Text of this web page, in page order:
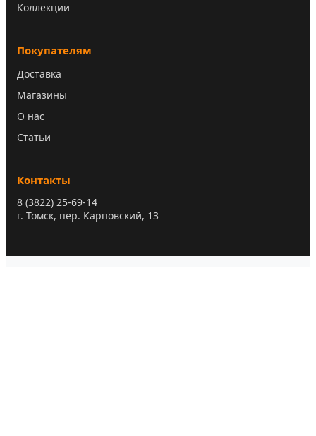
Коллекции
Покупателям
Доставка
Магазины
О нас
Статьи
Контакты
8 (3822) 25-69-14
г. Томск, пер. Карповский, 13